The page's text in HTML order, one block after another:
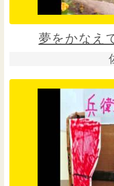
夢をかなえ